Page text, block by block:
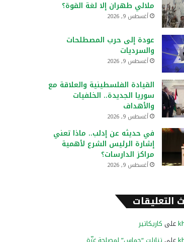
ملالي طهران إلا لغة القوة؟
أغسطس 9, 2026
عودة إلى حرب المصطلحات
والسرديات
أغسطس 9, 2026
القيادة الفلسطينية والعلاقة مع
سوريا الجديدة.. الخلفيات
والأهداف
أغسطس 9, 2026
في حديثه عن إدلب.. ماذا تعني
إشارة الرئيس الشرع لأهمية
مراكز الدارسات؟
أغسطس 9, 2026
التعليقات
على كاريكاتير